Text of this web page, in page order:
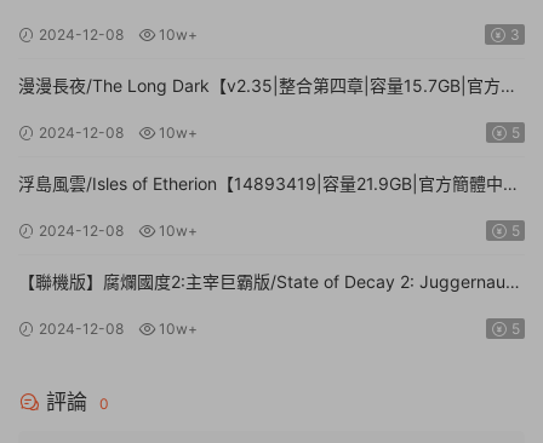
2024-12-08 10w+ 3
漫漫長夜/The Long Dark【v2.35|整合第四章|容量15.7GB|官方簡
2024-12-08 10w+ 5
浮島風雲/Isles of Etherion【14893419|容量21.9GB|官方簡體中
2024-12-08 10w+ 5
【聯機版】腐爛國度2:主宰巨霸版/State of Decay 2: Juggernaut
2024-12-08 10w+ 5
評論 0